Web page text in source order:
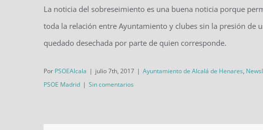
La noticia del sobreseimiento es una buena noticia porque
toda la relación entre Ayuntamiento y clubes sin la presión de
quedado desechada por parte de quien corresponde.
Por PSOEAlcala | julio 7th, 2017 | Ayuntamiento de Alcalá de Henares,
PSOE Madrid | Sin comentarios